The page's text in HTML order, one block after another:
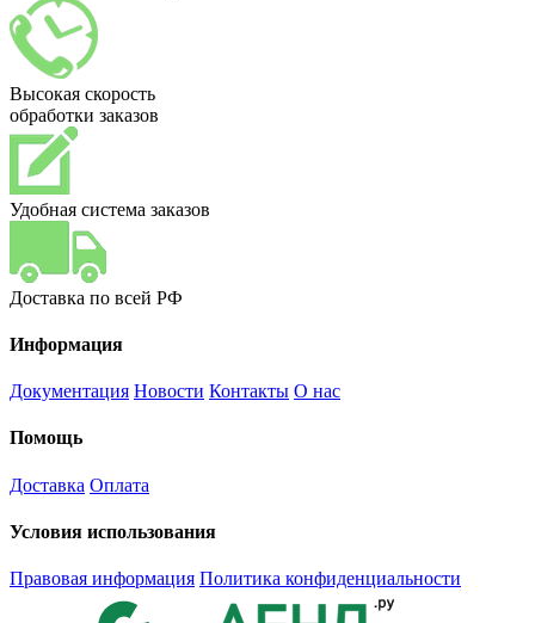
Высокая скорость
обработки заказов
Удобная система заказов
Доставка по всей РФ
Информация
Документация Новости Контакты О нас
Помощь
Доставка Оплата
Условия использования
Правовая информация Политика конфиденциальности